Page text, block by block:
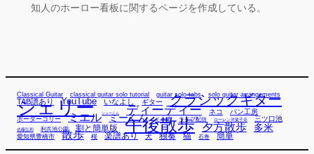
知人のホーロー看板に関するページを作成している。
Classical Guitar classical guitar solo tutorial guitar solo tabs solo guitar arrangements
TAB譜あり YouTube いなよし ギター クラシックギター
シェリー シューくん ディーディー ネコ パン工房
ボーダーコリー ミエル ミーくん ミー君 ライブ配信 ローレン洋菓子店 三ツ口池
佐藤弘和 利兵池公園 割と簡単版 午後散歩 夕方散歩 多米
愛知県豊橋市 散歩 桜 楽譜あり 犬 独奏 猫 石巻 簡単